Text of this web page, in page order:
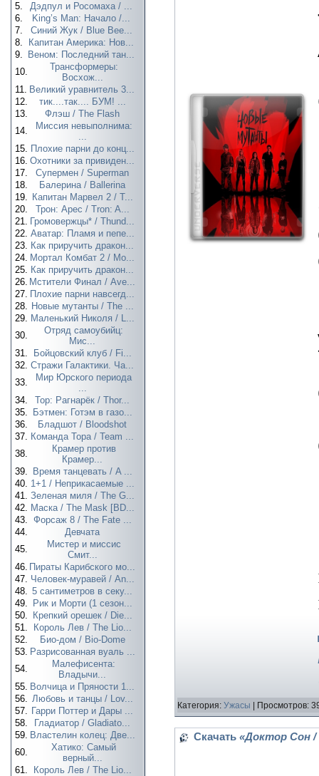
5.
Дэдпул и Росомаха / ...
6.
King’s Man: Начало /...
7.
Синий Жук / Blue Bee...
8.
Капитан Америка: Нов...
9.
Веном: Последний тан...
10.
Трансформеры:
Восхож...
11. Великий уравнитель 3...
12.
тик....так.... БУМ! ...
13.
Флэш / The Flash
14.
Миссия невыполнима:
...
15. Плохие парни до конц...
16. Охотники за привиден...
17.
Супермен / Superman
18.
Балерина / Ballerina
19. Капитан Марвел 2 / T...
20.
Трон: Арес / Tron: A...
21. Громовержцы* / Thund...
22. Аватар: Пламя и пепе...
23. Как приручить дракон...
24. Мортал Комбат 2 / Mo...
25. Как приручить дракон...
26. Мстители Финал / Ave...
27. Плохие парни навсегд...
28. Новые мутанты / The ...
29. Маленький Николя / L...
30.
Отряд самоубийц:
Мис...
31.
Бойцовский клуб / Fi...
32. Стражи Галактики. Ча...
33.
Мир Юрского периода
...
34.
Тор: Рагнарёк / Thor...
35.
Бэтмен: Готэм в газо...
36.
Бладшот / Bloodshot
37. Команда Тора / Team ...
38.
Крамер против
Крамер...
39.
Время танцевать / A ...
40. 1+1 / Неприкасаемые ...
41. Зеленая миля / The G...
42. Маска / The Mask [BD...
43. Форсаж 8 / The Fate ...
44.
Девчата
45.
Мистер и миссис
Смит...
46. Пираты Карибского мо...
47. Человек-муравей / An...
48. 5 сантиметров в секу...
49.
Рик и Морти (1 сезон...
50.
Крепкий орешек / Die...
51.
Король Лев / The Lio...
52.
Био-дом / Bio-Dome
53. Разрисованная вуаль ...
54.
Малефисента:
Владычи...
55. Волчица и Пряности 1...
56. Любовь и танцы / Lov...
57. Гарри Поттер и Дары ...
58.
Гладиатор / Gladiato...
59. Властелин колец: Две...
60.
Хатико: Самый
верный...
61.
Король Лев / The Lio...
Категория: Ужасы | Просмотров:
Скачать «Доктор Сон /